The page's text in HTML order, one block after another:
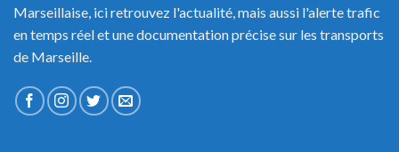
Marseillaise, ici retrouvez l'actualité, mais aussi l'alerte trafic
en temps réel et une documentation précise sur les transports
de Marseille.